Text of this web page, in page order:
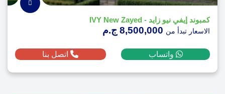
كمبوند إيفي نيو زايد - IVY New Zayed
الاسعار تبدأ من
واتساب اتصل بنا